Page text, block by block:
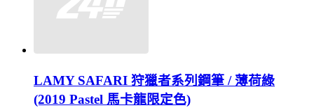
LAMY SAFARI 狩獵者系列鋼筆 / 薄荷綠
(2019 Pastel 馬卡龍限定色)